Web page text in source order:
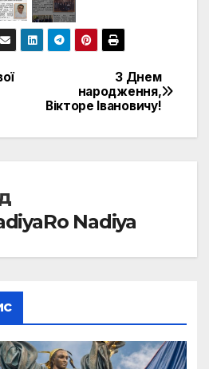
З Днем
народження,
Вікторе Івановичу!
Nadiya